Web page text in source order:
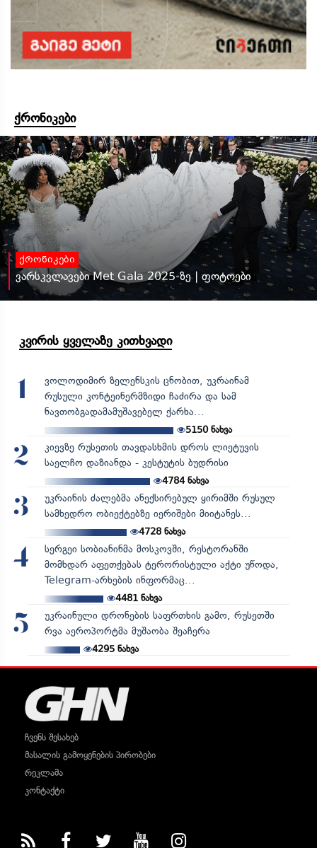
ქრონიკები
ქრონიკები
ვარსკვლავები Met Gala 2025-ზე | ფოტოები
კვირის ყველაზე კითხვადი
1
ვოლოდიმირ ზელენსკის ცნობით, უკრაინამ
რუსული კონტეინერმზიდი ჩაძირა და სამ
ნავთობგადამამუშავებელ ქარხა...
5150ნახვა
2
კიევზე რუსეთის თავდასხმის დროს ლიეტუვის
საელჩო დაზიანდა - კესტუტის ბუდრისი
4784ნახვა
3
უკრაინის ძალებმა ანექსირებულ ყირიმში რუსულ
სამხედრო ობიექტებზე იერიშები მიიტანეს...
4728ნახვა
4
სერგეი სობიანინმა მოსკოვში, რესტორანში
მომხდარ აფეთქებას ტერორისტული აქტი უწოდა,
Telegram-არხების ინფორმაც...
4481ნახვა
5
უკრაინული დრონების საფრთხის გამო, რუსეთში
რვა აეროპორტმა მუშაობა შეაჩერა
4295ნახვა
ჩვენს შესახებ
მასალის გამოყენების პირობები
რეკლამა
კონტაქტი